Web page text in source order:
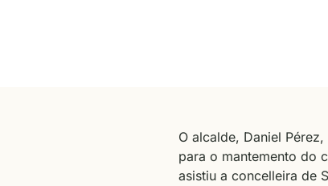
O alcalde, Daniel
para o mantemento do
asistiu a concelleira de